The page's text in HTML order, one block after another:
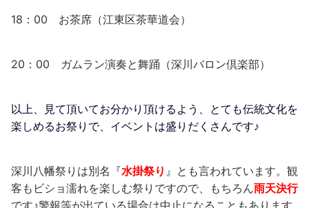
18：00 お茶席（江東区茶華道会）
20：00 ガムラン演奏と舞踊（深川バロン倶楽部）
以上、見て頂いてお分かり頂けるよう、とても伝統文化を
楽しめるお祭りで、イベントは盛りだくさんです♪
深川八幡祭りは別名『水掛祭り 』とも言われています。観
客もビショ濡れを楽しむ祭りですので、もちろん雨天決行
です♪警報等が出ている場合は中止になることもあります